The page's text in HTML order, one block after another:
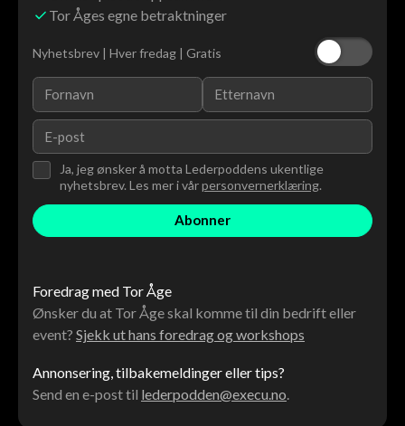
Tor Åges egne betraktninger
Nyhetsbrev | Hver fredag | Gratis
Ja, jeg ønsker å motta Lederpoddens ukentlige
nyhetsbrev. Les mer i vårpersonvernerklæring.
Foredrag med Tor Åge
Ønsker du at Tor Åge skal komme til din bedrift eller
event? Sjekk ut hans foredrag og workshops
Annonsering, tilbakemeldinger eller tips?
Send en e-post til lederpodden@execu.no